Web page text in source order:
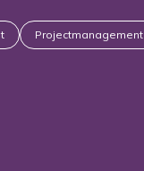
Projectmanagement